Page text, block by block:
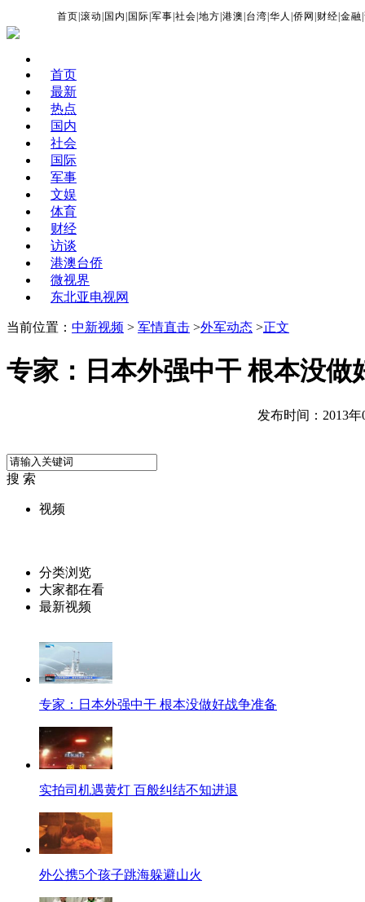
首页 |滚动 国内 国际 |军事 |社会 |地方 |港澳 台湾 |华人 |侨网 财经 |金融 |
首页
最新
热点
国内
社会
国际
军事
文娱
体育
财经
访谈
港澳台侨
微视界
东北亚电视网
当前位置： 中新视频 > 军情直击 >外军动态 >正文
专家：日本外强中干 根本没做
发布时间：2013年
搜 索
视频
分类浏览
大家都在看
最新视频
专家：日本外强中干 根本没做好战争准备
实拍司机遇黄灯 百般纠结不知进退
外公携5个孩子跳海躲避山火